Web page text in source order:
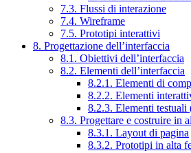
7.3. Flussi di interazione
7.4. Wireframe
7.5. Prototipi interattivi
8. Progettazione dell’interfaccia
8.1. Obiettivi dell’interfaccia
8.2. Elementi dell’interfaccia
8.2.1. Elementi di
8.2.2. Elementi
8.2.3. Elementi testuali
8.3. Progettare e costruire in
8.3.1. Layout di pagina
8.3.2. Prototipi in alta